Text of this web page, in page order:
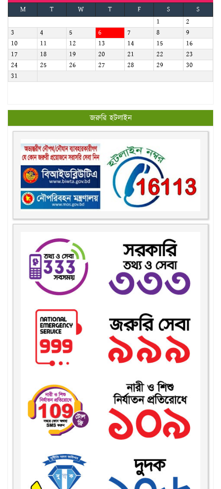
M T W T F S
S
1
2
3
4 5 6 7 8
9
10
11 12 13 14 15
16
17
18 19 20 21 22
23
24
25 26 27 28 29
30
31
জরুরি হটলাইন